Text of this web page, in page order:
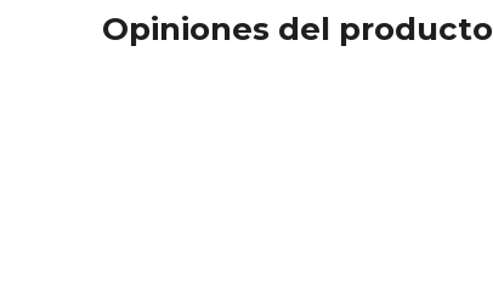
Opiniones del producto